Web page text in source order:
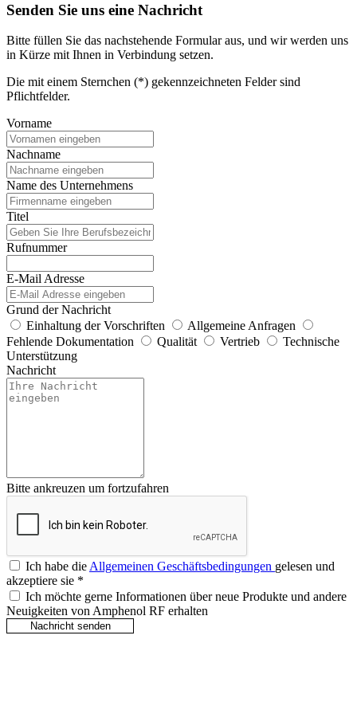
Senden Sie uns eine Nachricht
Bitte füllen Sie das nachstehende Formular aus, und wir werden uns
in Kürze mit Ihnen in Verbindung setzen.
Die mit einem Sternchen (*) gekennzeichneten Felder sind
Pflichtfelder.
Vorname
Nachname
Name des Unternehmens
Titel
Rufnummer
E-Mail Adresse
Grund der Nachricht
Einhaltung der Vorschriften
Allgemeine Anfragen
Fehlende Dokumentation
Qualität Vertrieb
Technische
Unterstützung
Nachricht
Bitte ankreuzen um fortzufahren
Ich habe dieAllgemeinen Geschäftsbedingungen gelesen und
akzeptiere sie *
Ich möchte gerne Informationen über neue Produkte und andere
Neuigkeiten von Amphenol RF erhalten